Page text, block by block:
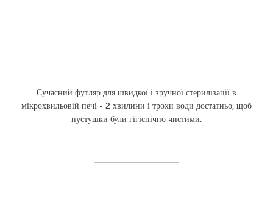
Сучасний футляр для швидкої і зручної стерилізації в
мікрохвильовій печі - 2 хвилини і трохи води достатньо, щоб
пустушки були гігієнічно чистими.